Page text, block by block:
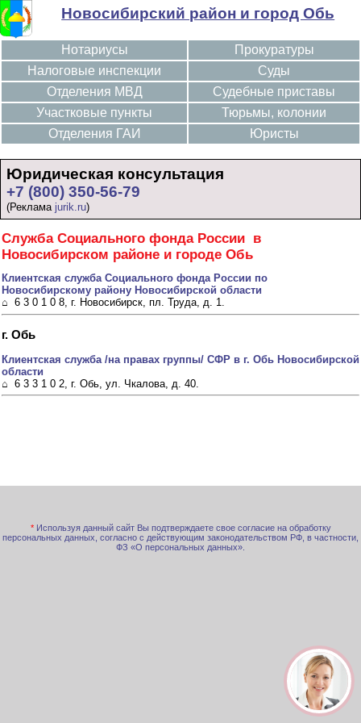
Новосибирский район и город Обь
Нотариусы
Налоговые инспекции
Отделения МВД
Участковые пункты
Отделения ГАИ
Прокуратуры
Суды
Судебные приставы
Тюрьмы, колонии
Юристы
Юридическая консультация
+7 (800) 350-56-79
(Реклама jurik.ru)
Служба Социального фонда России в
Новосибирском районе и городе Обь
Клиентская служба Социального фонда России по
Новосибирскому району Новосибирской области
⌂ 6 3 0 1 0 8, г. Новосибирск, пл. Труда, д. 1.
г. Обь
Клиентская служба /на правах группы/ СФР в г. Обь Новосибирской
области
⌂ 6 3 3 1 0 2, г. Обь, ул. Чкалова, д. 40.
* Используя данный сайт Вы подтверждаете свое согласие на обработку
персональных данных, согласно с действующим законодательством РФ, в частности,
ФЗ «О персональных данных».